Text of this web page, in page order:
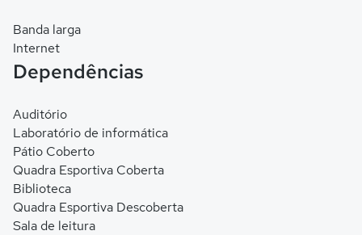
Banda larga
Internet
Dependências
Auditório
Laboratório de informática
Pátio Coberto
Quadra Esportiva Coberta
Biblioteca
Quadra Esportiva Descoberta
Sala de leitura